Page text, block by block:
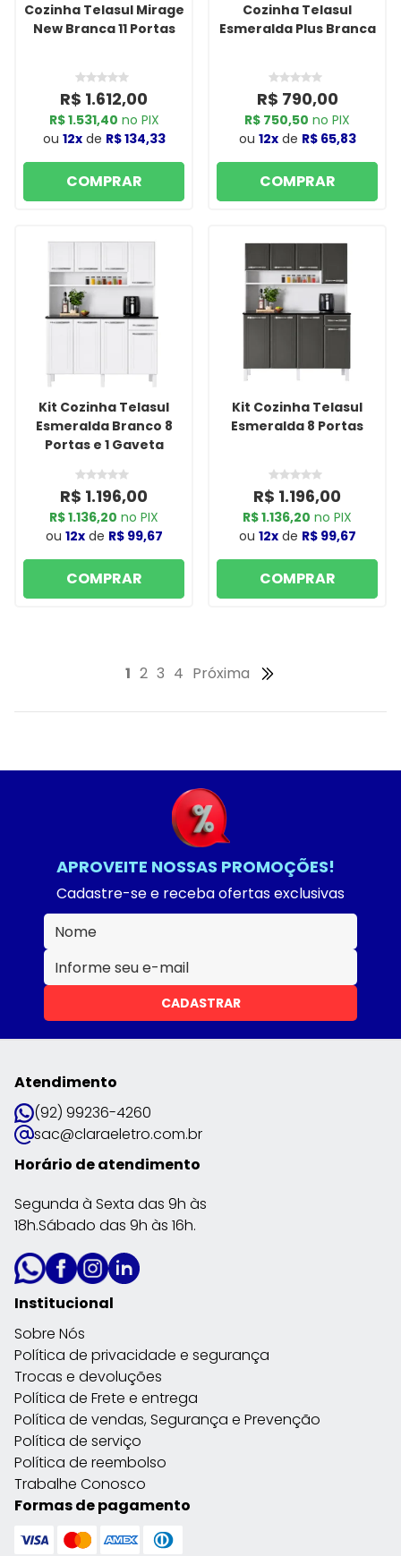
Cozinha Telasul Mirage
New Branca 11 Portas
R$ 1.612,00
R$ 1.531,40 no PIX
ou 12xde R$ 134,33
COMPRAR
Cozinha Telasul
Esmeralda Plus Branca
R$ 790,00
R$ 750,50 no PIX
ou 12xde R$ 65,83
COMPRAR
Kit Cozinha Telasul
Esmeralda Branco 8
Portas e 1 Gaveta
R$ 1.196,00
R$ 1.136,20 no PIX
ou 12xde R$ 99,67
COMPRAR
Kit Cozinha Telasul
Esmeralda 8 Portas
R$ 1.196,00
R$ 1.136,20 no PIX
ou 12xde R$ 99,67
COMPRAR
1 2 3 4 Próxima
APROVEITE NOSSAS PROMOÇÕES!
Cadastre-se e receba ofertas exclusivas
CADASTRAR
Atendimento
(92) 99236-4260
sac@claraeletro.com.br
Horário de atendimento
Segunda à Sexta das 9h às
18h.Sábado das 9h às 16h.
Institucional
Sobre Nós
Política de privacidade e segurança
Trocas e devoluções
Política de Frete e entrega
Política de vendas, Segurança e Prevenção
Política de serviço
Política de reembolso
Trabalhe Conosco
Formas de pagamento